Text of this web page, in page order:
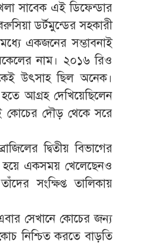
সাবেক এই ডিফেন্ডার
ডর্টমুন্ডের সহকারী
একজনের সম্ভাবনাই
নাম। ২০১৬ রিও
উৎসাহ ছিল অনেক।
আগ্রহ দেখিয়েছিলেন
কোচের দৌড় থেকে সরে
দ্বিতীয় বিভাগের
হয়ে একসময় খেলেছেনও
সংক্ষিপ্ত তালিকায়
সেখানে কোচের জন্য
নিশ্চিত করতে বাড়তি